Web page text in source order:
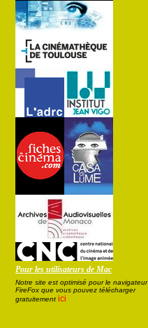
Pour les utilisateurs de Mac
Notre site est optimisé pour le navigateur
FireFox que vous pouvez télécharger
gratuitement ici